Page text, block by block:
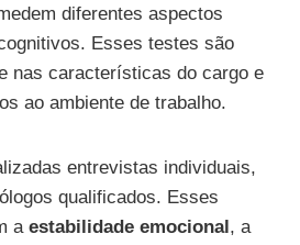
diferentes aspectos
Esses testes são
nas características do cargo e
ao ambiente de trabalho.
entrevistas individuais,
qualificados. Esses
a estabilidade emocional , a